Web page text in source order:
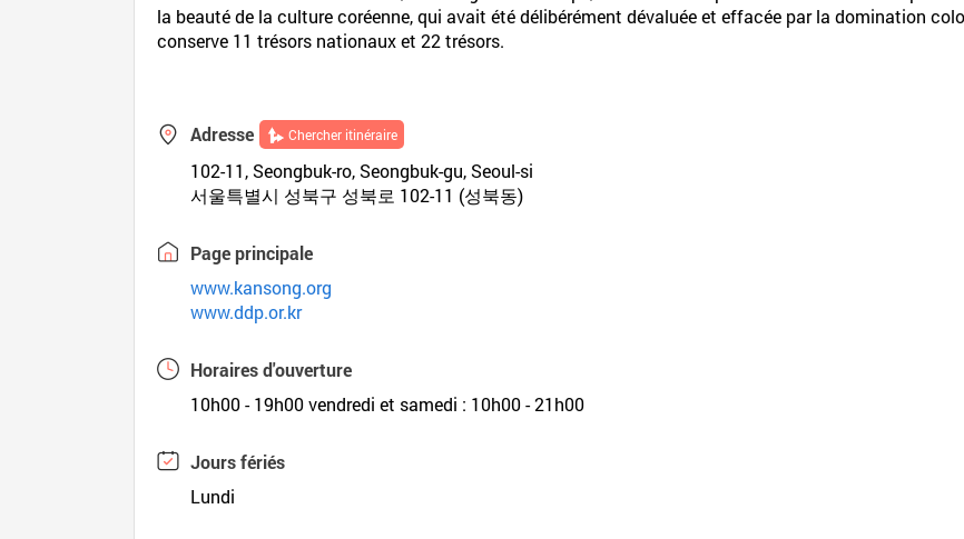
la beauté de la culture coréenne, qui avait été délibérément dévaluée et effacée par la domination
conserve 11 trésors nationaux et 22 trésors.
Adresse Chercher itinéraire
102-11, Seongbuk-ro, Seongbuk-gu, Seoul-si
서울특별시 성북구 성북로 102-11 (성북동)
Page principale
www.kansong.org
www.ddp.or.kr
Horaires d'ouverture
10h00 - 19h00 vendredi et samedi : 10h00 - 21h00
Jours fériés
Lundi